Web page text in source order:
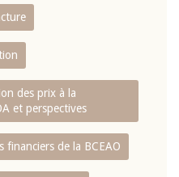
des prix à la
et perspectives
financiers de la BCEAO